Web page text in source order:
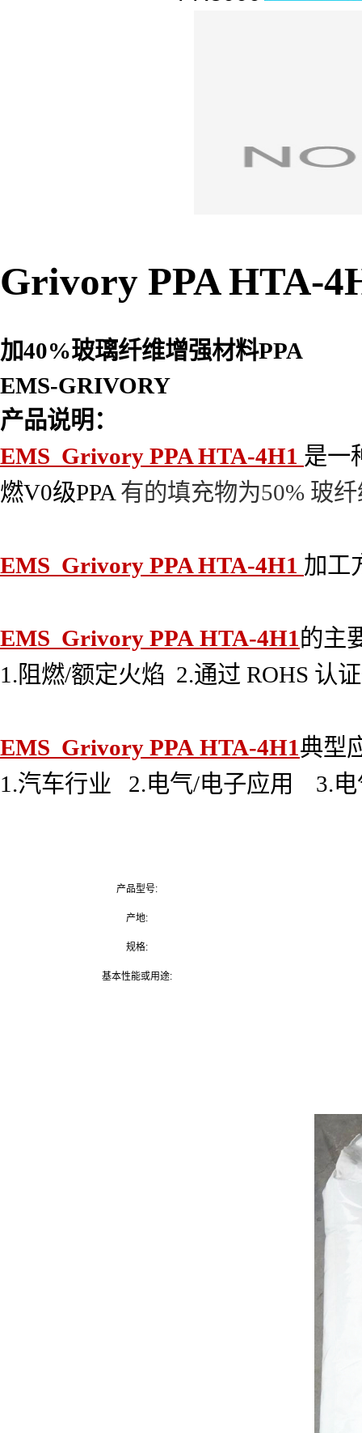
Grivory PPA HTA-
加40%玻璃纤维增强材料PPA
EMS-GRIVORY
产品说明：
EMS Grivory PPA HTA-4H1 是一
燃V0级PPA 有的填充物为50% 玻
EMS Grivory PPA HTA-4H1 加工
EMS Grivory PPA HTA-4H1的主
1.阻燃/额定火焰 2.通过 ROHS 认
EMS Grivory PPA HTA-4H1典型
1.汽车行业 2.电气/电子应用 3.
产品型号:
产地:
规格:
基本性能或用途: